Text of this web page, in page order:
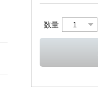
数量